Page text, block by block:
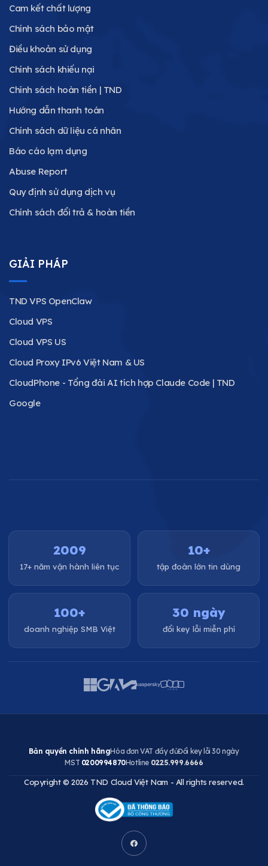
Cam kết chất lượng
Chính sách bảo mật
Điều khoản sử dụng
Chính sách khiếu nại
Chính sách hoàn tiền | TND
Hướng dẫn thanh toán
Chính sách dữ liệu cá nhân
Báo cáo lạm dụng
Abuse Report
Quy định sử dụng dịch vụ
Chính sách đổi trả & hoàn tiền
GIẢI PHÁP
TND VPS OpenClaw
Cloud VPS
Cloud VPS US
Cloud Proxy IPv6 Việt Nam & US
CloudPhone - Tổng đài AI tích hợp Claude Code | TND
Google
2009
17+ năm vận hành liên tục
10+
tập đoàn lớn tin dùng
100+
doanh nghiệp SMB Việt
30 ngày
đổi key lỗi miễn phí
Bản quyền chính hãngHóa đơn VAT đầy đủĐổi key lỗi 30 ngày
MST 0200994870Hotline 0225.999.6666
Copyright © 2026 TND Cloud Việt Nam - All rights reserved.